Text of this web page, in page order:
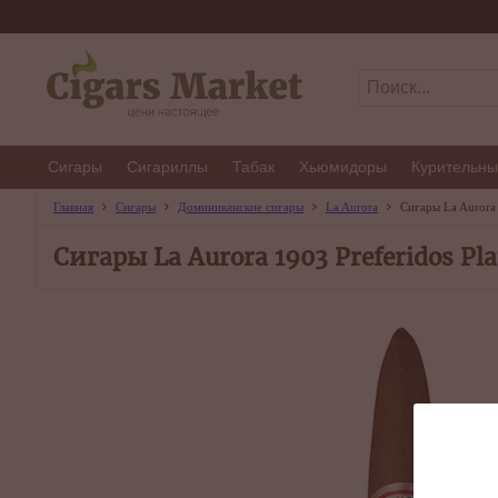
Сигары Сигариллы Табак Хьюмидоры
Главная Сигары Доминиканские сигары La Aurora Сигары La
Сигары La Aurora 1903 Preferidos